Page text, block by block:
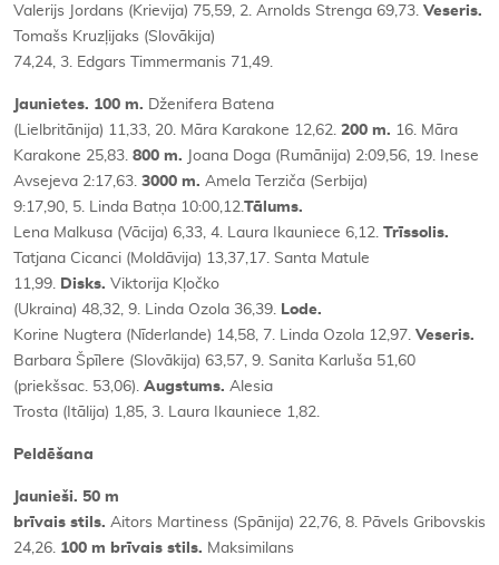
Valerijs Jordans (Krievija) 75,59, 2. Arnolds Strenga 69,73. Veseris.
Tomašs Kruzļijaks (Slovākija)
74,24, 3. Edgars Timmermanis 71,49.
Jaunietes. 100 m. Dženifera Batena
(Lielbritānija) 11,33, 20. Māra Karakone 12,62. 200 m. 16. Māra
Karakone 25,83. 800 m. Joana Doga (Rumānija) 2:09,56, 19. Inese
Avsejeva 2:17,63. 3000 m. Amela Terziča (Serbija)
9:17,90, 5. Linda Batņa 10:00,12.Tālums.
Lena Malkusa (Vācija) 6,33, 4. Laura Ikauniece 6,12. Trīssolis.
Tatjana Cicanci (Moldāvija) 13,37,17. Santa Matule
11,99. Disks. Viktorija Kļočko
(Ukraina) 48,32, 9. Linda Ozola 36,39. Lode.
Korine Nugtera (Nīderlande) 14,58, 7. Linda Ozola 12,97. Veseris.
Barbara Špīlere (Slovākija) 63,57, 9. Sanita Karluša 51,60
(priekšsac. 53,06). Augstums. Alesia
Trosta (Itālija) 1,85, 3. Laura Ikauniece 1,82.
Peldēšana
Jaunieši. 50 m
brīvais stils. Aitors Martiness (Spānija) 22,76, 8. Pāvels Gribovskis
24,26. 100 m brīvais stils. Maksimilans